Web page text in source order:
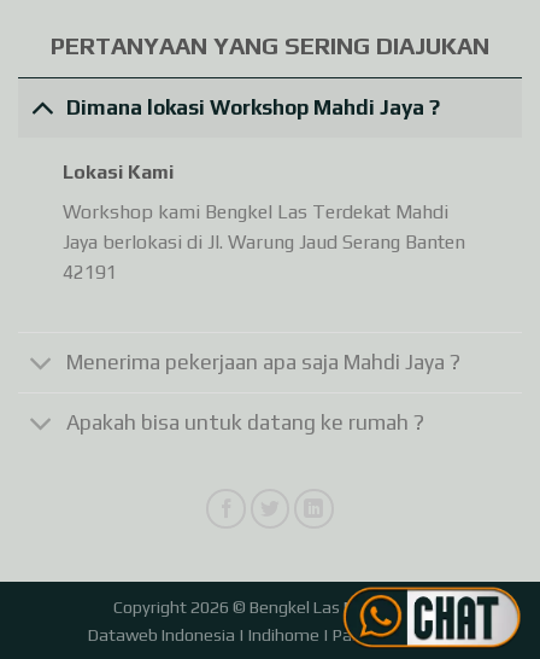
PERTANYAAN YANG SERING DIAJUKAN
Dimana lokasi Workshop Mahdi Jaya ?
Lokasi Kami
Workshop kami Bengkel Las Terdekat Mahdi
Jaya berlokasi di Jl. Warung Jaud Serang Banten
42191
Menerima pekerjaan apa saja Mahdi Jaya ?
Apakah bisa untuk datang ke rumah ?
Copyright 2026 © Bengkel Las Mahdi Jaya
Dataweb Indonesia | Indihome | Paket Indihome